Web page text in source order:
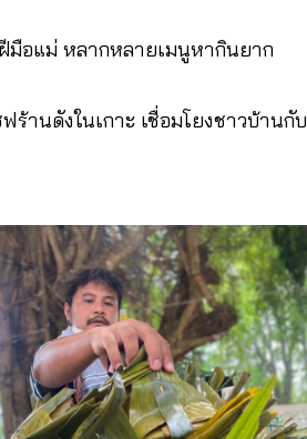
มือแม่ หลากหลายเมนูหากินยาก
ร้านดังในเกาะ เชื่อมโยงชาวบ้านกับ